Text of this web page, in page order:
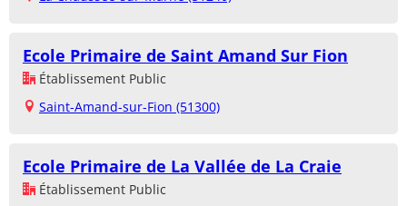
Ecole Primaire de Saint Amand Sur Fion
Établissement Public
Saint-Amand-sur-Fion (51300)
Ecole Primaire de La Vallée de La Craie
Établissement Public